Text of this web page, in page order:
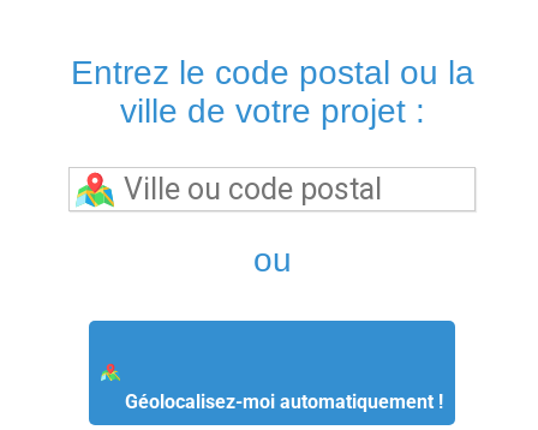
Entrez le code postal ou la
ville de votre projet :
ou
Géolocalisez-moi automatiquement !